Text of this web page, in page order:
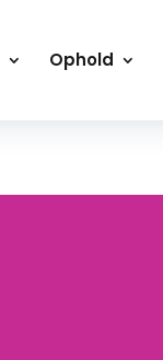
Ophold